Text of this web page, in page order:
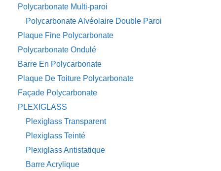
Polycarbonate Multi-paroi
Polycarbonate Alvéolaire Double Paroi
Plaque Fine Polycarbonate
Polycarbonate Ondulé
Barre En Polycarbonate
Plaque De Toiture Polycarbonate
Façade Polycarbonate
PLEXIGLASS
Plexiglass Transparent
Plexiglass Teinté
Plexiglass Antistatique
Barre Acrylique